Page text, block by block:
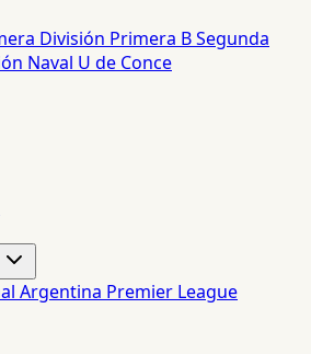
División Primera BSegunda
Naval U de Conce
Argentina Premier League